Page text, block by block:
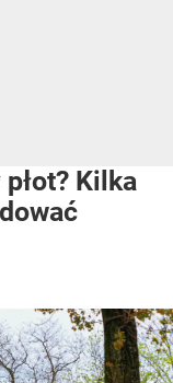
Kilka